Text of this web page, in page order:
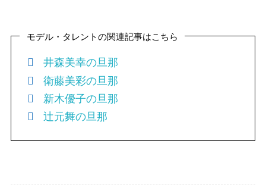
モデル・タレントの関連記事はこちら
井森美幸の旦那
衛藤美彩の旦那
新木優子の旦那
辻元舞の旦那